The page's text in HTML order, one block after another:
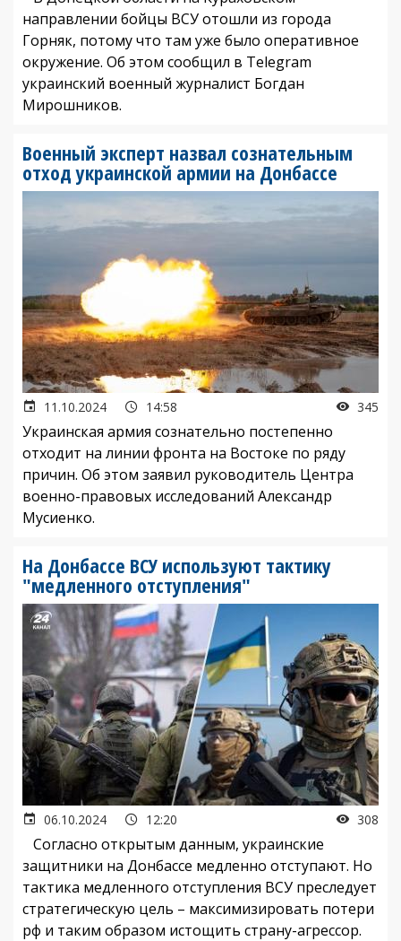
направлении бойцы ВСУ отошли из города
Горняк, потому что там уже было оперативное
окружение. Об этом сообщил в Telegram
украинский военный журналист Богдан
Мирошников.
Военный эксперт назвал сознательным
отход украинской армии на Донбассе
11.10.2024 14:58 345
Украинская армия сознательно постепенно
отходит на линии фронта на Востоке по ряду
причин. Об этом заявил руководитель Центра
военно-правовых исследований Александр
Мусиенко.
На Донбассе ВСУ используют тактику
"медленного отступления"
06.10.2024 12:20 308
Согласно открытым данным, украинские
защитники на Донбассе медленно отступают. Но
тактика медленного отступления ВСУ преследует
стратегическую цель – максимизировать потери
рф и таким образом истощить страну-агрессор.